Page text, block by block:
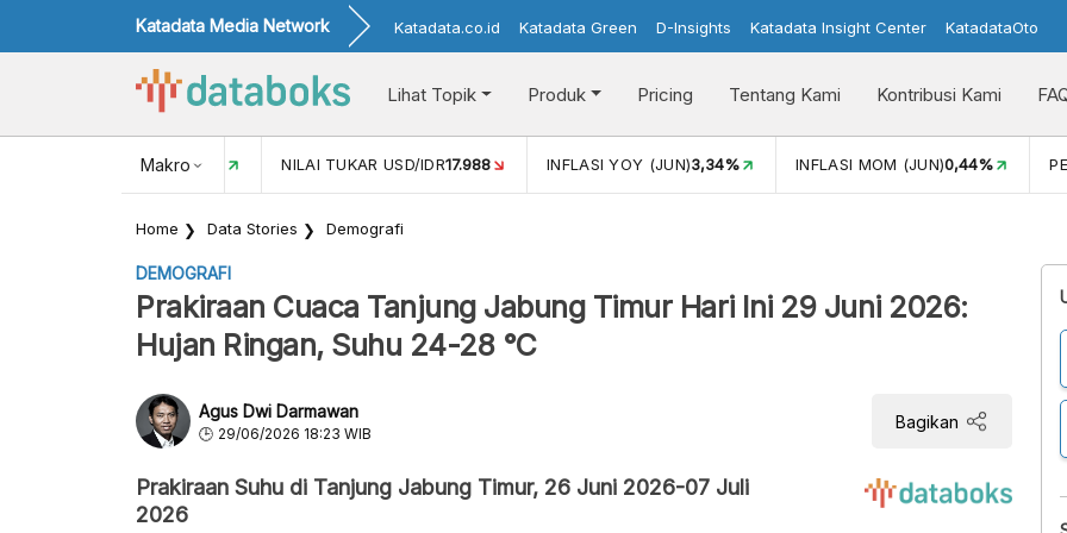
Katadata Media Network Katadata.co.id Katadata Green D-Insights Katadata Insight Center KatadataOto
Lihat Topik Produk Pricing Tentang Kami Kontribusi Kami
Makro
NILAI TUKAR USD/IDR 17.988 INFLASI YOY (JUN) 3,34% INFLASI MOM (JUN)0,44% PERTUMBUHAN
Home Data Stories Demografi
DEMOGRAFI
Prakiraan Cuaca Tanjung Jabung Timur Hari Ini 29 Juni 2026:
Hujan Ringan, Suhu 24-28 °C
Agus Dwi Darmawan
29/06/2026 18:23 WIB
Bagikan
Prakiraan Suhu di Tanjung Jabung Timur, 26 Juni 2026-07 Juli
2026